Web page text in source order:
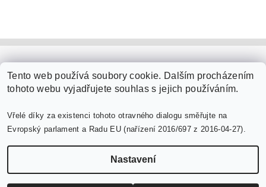
Tento web používá soubory cookie. Dalším procházením
tohoto webu vyjadřujete souhlas s jejich používáním.
Vřelé díky za existenci tohoto otravného dialogu směřujte na
Evropský parlament a Radu EU (nařízení 2016/697 z 2016-04-27).
Nastavení